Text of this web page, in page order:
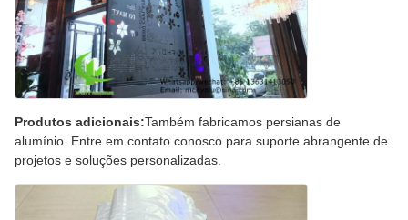
Produtos adicionais:Também fabricamos persianas de
alumínio. Entre em contato conosco para suporte abrangente de
projetos e soluções personalizadas.